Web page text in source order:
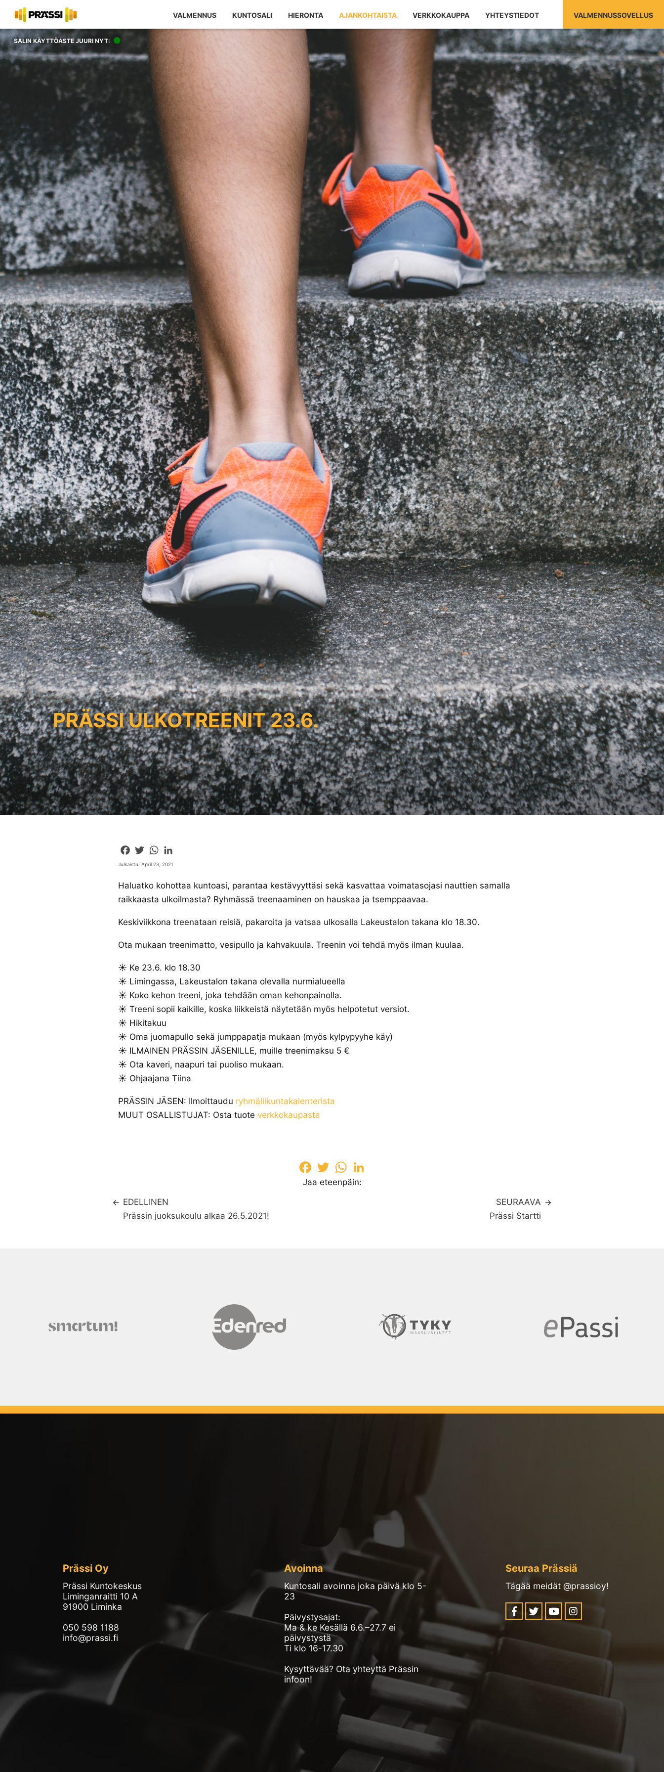
VALMENNUS KUNTOSALI HIERONTA AJANKOHTAISTA VERKKOKAUPPA YHTEYSTIEDOT VALMENNUSSOVELLUS
SALIN KÄYTTÖASTE JUURI NYT:
PRÄSSI ULKOTREENIT 23.6.
Facebook
TwitterWhatsApp
Julkaistu: April 23, 2021
Haluatko kohottaa kuntoasi, parantaa kestävyyttäsi sekä kasvattaa voimatasojasi nauttien samalla
raikkaasta ulkoilmasta? Ryhmässä treenaaminen on hauskaa ja tsemppaavaa.
Keskiviikkona treenataan reisiä, pakaroita ja vatsaa ulkosalla Lakeustalon takana klo 18.30.
Ota mukaan treenimatto, vesipullo ja kahvakuula. Treenin voi tehdä myös ilman kuulaa.
☀️ Ke 23.6. klo 18.30
☀️ Limingassa, Lakeustalon takana olevalla nurmialueella
☀️ Koko kehon treeni, joka tehdään oman kehonpainolla.
☀️ Treeni sopii kaikille, koska liikkeistä näytetään myös helpotetut versiot.
☀️ Hikitakuu
☀️ Oma juomapullo sekä jumppapatja mukaan (myös kylpypyyhe käy)
☀️ ILMAINEN PRÄSSIN JÄSENILLE, muille treenimaksu 5 €
☀️ Ota kaveri, naapuri tai puoliso mukaan.
☀️ Ohjaajana Tiina
PRÄSSIN JÄSEN: Ilmoittaudu ryhmäliikuntakalenterista
MUUT OSALLISTUJAT: Osta tuote verkkokaupasta
Facebook
TwitterWhatsApp
Jaa eteenpäin:
EDELLINEN
Prässin juoksukoulu alkaa 26.5.2021!
SEURAAVA
Prässi Startti
Prässi Oy
Prässi Kuntokeskus
Liminganraitti 10 A
91900 Liminka
050 598 1188
info@prassi.fi
Avoinna
Kuntosali avoinna joka päivä klo 5-
23
Päivystysajat:
Ma & ke Kesällä 6.6.–27.7 ei
päivystystä
Ti klo 16-17.30
Kysyttävää? Ota yhteyttä Prässin
infoon!
Seuraa Prässiä
Tägää meidät @prassioy!